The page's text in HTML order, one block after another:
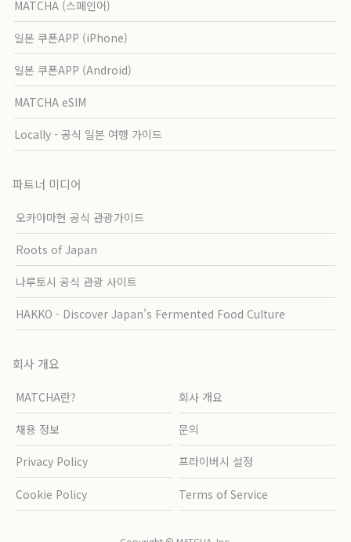
MATCHA (스페인어)
일본 쿠폰APP (iPhone)
일본 쿠폰APP (Android)
MATCHA eSIM
Locally - 공식 일본 여행 가이드
파트너 미디어
오카야마현 공식 관광가이드
Roots of Japan
나루토시 공식 관광 사이트
HAKKO - Discover Japan’s Fermented Food Culture
회사 개요
MATCHA란? 회사 개요
채용 정보 문의
Privacy Policy 프라이버시 설정
Cookie Policy Terms of Service